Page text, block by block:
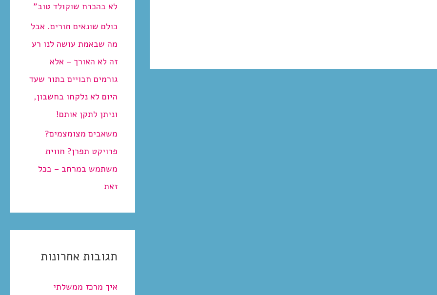
לא בהכרח שוקולד טוב”
כולם שונאים תורים. אבל
מה שבאמת עושה לנו רע
זה לא האורך – אלא
גורמים חבויים בתור שעד
היום לא נלקחו בחשבון,
וניתן לתקן אותם!
משאבים מצומצמים?
פרויקט תפרן? חווית
משתמש במרחב – בכל
זאת
תגובות אחרונות
איך מרכז ממשלתי